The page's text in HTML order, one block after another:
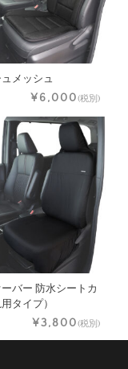
メッシュ
¥6,000(税別)
バー 防水シートカ
タイプ）
¥3,800(税別)